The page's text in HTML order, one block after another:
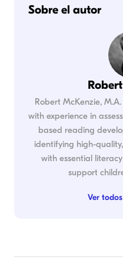
Sobre el autor
Robert McKenzie,
with experience in
based reading
identifying high-
with essential
support
Ver